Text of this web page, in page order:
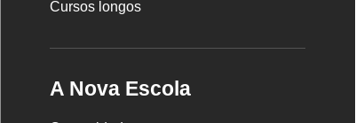
Cursos longos
A Nova Escola